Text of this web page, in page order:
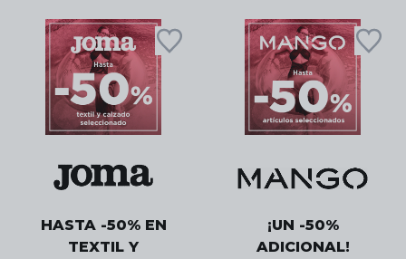
HASTA -50% EN
TEXTIL Y
¡UN -50%
ADICIONAL!